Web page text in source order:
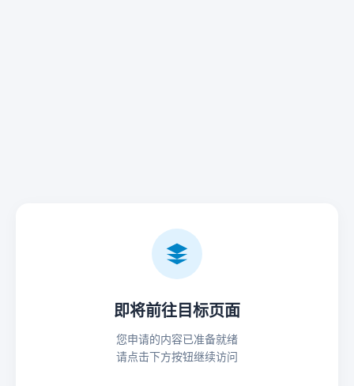
即将前往目标页面
您申请的内容已准备就绪
请点击下方按钮继续访问